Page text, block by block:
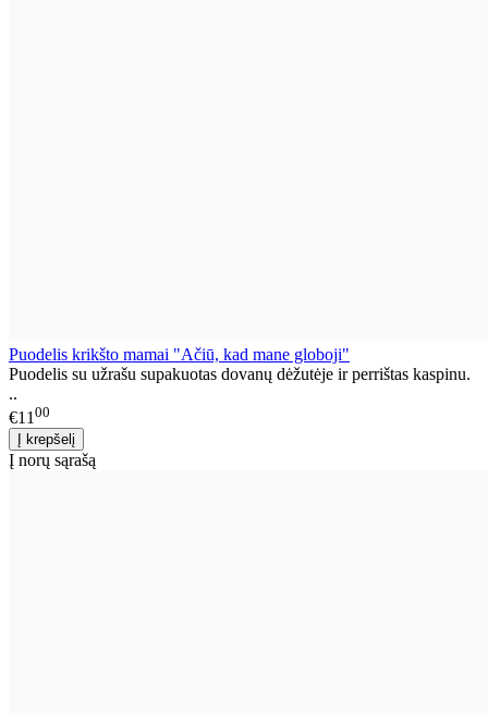
Puodelis krikšto mamai "Ačiū, kad mane globoji"
Puodelis su užrašu supakuotas dovanų dėžutėje ir perrištas kaspinu.
..
€11 00
Į norų sąrašą